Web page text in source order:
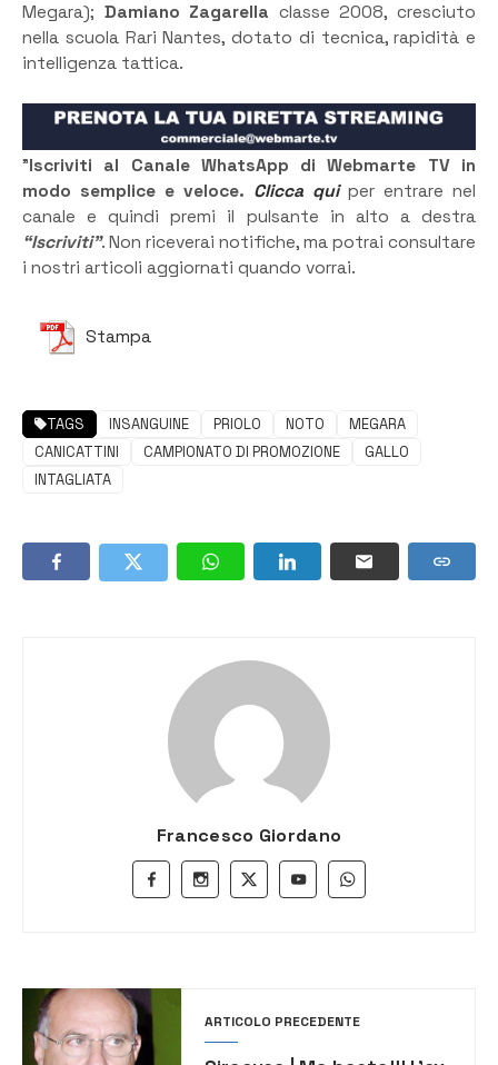
Megara); Damiano Zagarella classe 2008, cresciuto
nella scuola Rari Nantes, dotato di tecnica, rapidità e
intelligenza tattica.
”Iscriviti al Canale WhatsApp di Webmarte TV in
modo semplice e veloce. Clicca quiper entrare nel
canale e quindi premi il pulsante in alto a destra
“Iscriviti”. Non riceverai notifiche, ma potrai consultare
i nostri articoli aggiornati quando vorrai.
Stampa
TAGS INSANGUINE PRIOLO NOTO
MEGARA
CANICATTINI
CAMPIONATO DI PROMOZIONE
GALLO
INTAGLIATA
Francesco Giordano
ARTICOLO PRECEDENTE